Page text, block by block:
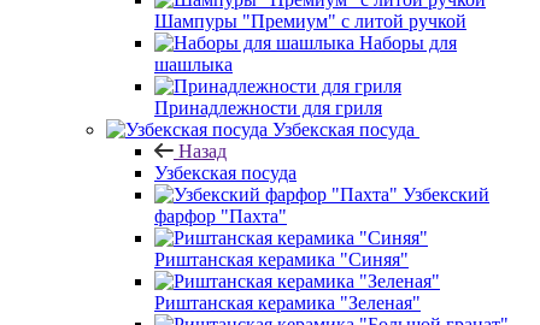
Шампуры "Премиум" с литой ручкой
Наборы для
шашлыка
Принадлежности для гриля
Узбекская посуда
Назад
Узбекская посуда
Узбекский
фарфор "Пахта"
Риштанская керамика "Синяя"
Риштанская керамика "Зеленая"